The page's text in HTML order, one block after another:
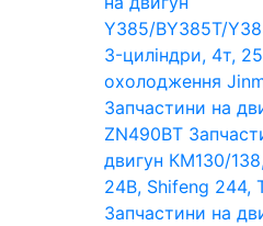
Y385/BY385T/
3-циліндри, 4т,
охолодження
Запчастини на
ZN490BT
двигун КМ130/
24B, Shifeng 244,
Запчастини на